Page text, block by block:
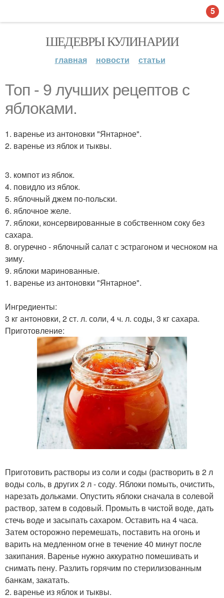
ШЕДЕВРЫ КУЛИНАРИИ
главная новости статьи
Топ - 9 лучших рецептов с
яблоками.
1. варенье из антоновки "Янтарное".
2. варенье из яблок и тыквы.
3. компот из яблок.
4. повидло из яблок.
5. яблочный джем по-польски.
6. яблочное желе.
7. яблоки, консервированные в собственном соку без
сахара.
8. огуречно - яблочный салат с эстрагоном и чесноком на
зиму.
9. яблоки маринованные.
1. варенье из антоновки "Янтарное".
Ингредиенты:
3 кг антоновки, 2 ст. л. соли, 4 ч. л. соды, 3 кг сахара.
Приготовление:
Приготовить растворы из соли и соды (растворить в 2 л
воды соль, в других 2 л - соду. Яблоки помыть, очистить,
нарезать дольками. Опустить яблоки сначала в солевой
раствор, затем в содовый. Промыть в чистой воде, дать
стечь воде и засыпать сахаром. Оставить на 4 часа.
Затем осторожно перемешать, поставить на огонь и
варить на медленном огне в течение 40 минут после
закипания. Варенье нужно аккуратно помешивать и
снимать пену. Разлить горячим по стерилизованным
банкам, закатать.
2. варенье из яблок и тыквы.
5